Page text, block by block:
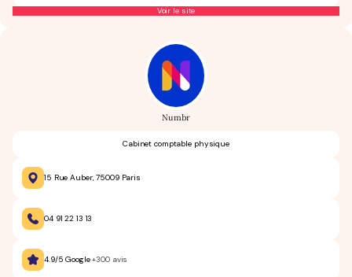
Voir le site
Numbr
Cabinet comptable physique
15 Rue Auber, 75009 Paris
04 91 22 13 13
4.9/5 Google+300 avis